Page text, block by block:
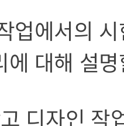
업에서의
에 대해 설
디자인 작